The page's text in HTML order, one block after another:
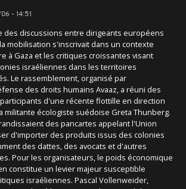
- 14:51
des discussions entre dirigeants européens
mobilisation s'inscrivait dans un contexte
à Gaza et les critiques croissantes visant
israéliennes dans les territoires
Le rassemblement, organisé par
des droits humains Avaaz, a réuni des
d'une récente flottille en direction
militante écologiste suédoise Greta Thunberg.
des pancartes appelant l'Union
d'importer des produits issus des colonies
des dattes, des avocats et d'autres
Pour les organisateurs, le poids économique
constitue un levier majeur susceptible
israéliennes. Pascal Vollenweider,